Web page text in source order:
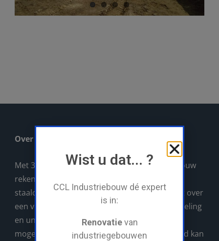
Over CCL
Met 30 jaar ervaring, kan u op CCL-Industriebouw
rekenen als uw rendabele partner voor al uw
staalconstructies. CCL-Industriebouw beschikt over
een volledig eigen machinepark, atelier, lasafdeling
en unieke servicewagen waarmee ALLES wat
mogelijk nodig is direct op de werf gerealiseerd kan
Wist u dat... ?
CCL Industriebouw dé expert
is in:
Renovatievan
industriegebouwen